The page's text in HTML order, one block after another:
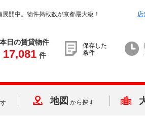
開中。物件掲載数が京都最大級！ 店
本日の賃貸物件
17,081 件
保存した
条件
地図 から探す